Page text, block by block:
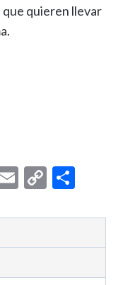
quieren llevar
Email
Copy